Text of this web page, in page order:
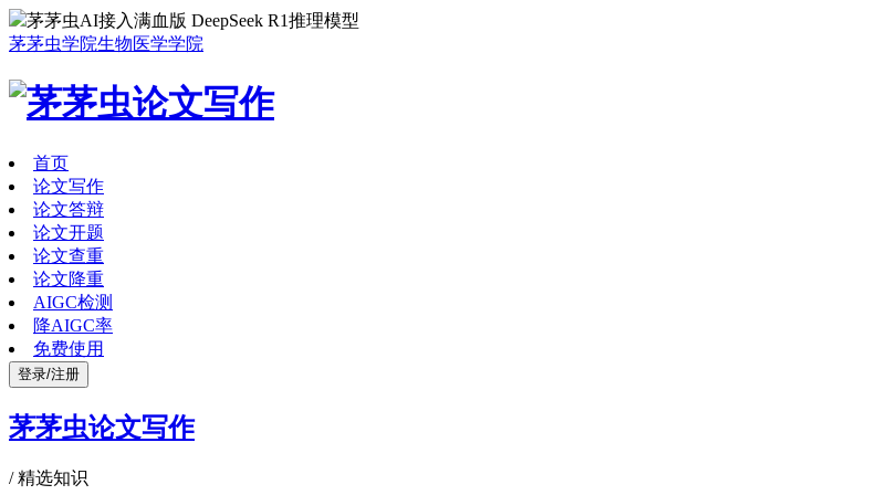
茅茅虫AI接入满血版 DeepSeek R1推理模型
茅茅虫学院生物医学学院
首页
论文写作
论文答辩
论文开题
论文查重
论文降重
AIGC检测
降AIGC率
免费使用
登录/注册
茅茅虫论文写作
/精选知识